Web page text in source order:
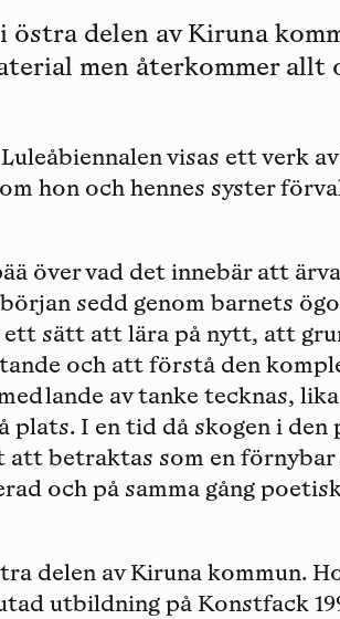
delen av Kiruna
men återkommer
visas ett verk
hon och hennes syster
över vad det innebär att
sedd genom barnets
ett sätt att lära på nytt, att
och att förstå den
av tanke tecknas, lika
plats. I en tid då skogen i den
att betraktas som en förnybar
och på samma gång
delen av Kiruna kommun.
utbildning på Konstfack